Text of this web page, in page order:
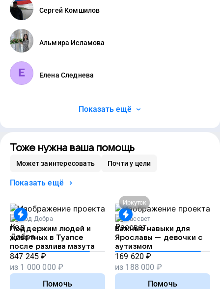
Сергей Комшилов
Альмира Исламова
Елена Следнева
Показать ещё
Тоже нужна ваша помощь
Может заинтересовать Почти у цели
Показать ещё
Код Добра
Поддержим людей и
животных в Туапсе
после разлива мазута
847 245 ₽
из 1 000 000 ₽
Помочь
Иркутск
Рассвет
Важные навыки для
Ярославы — девочки с
аутизмом
169 620 ₽
из 188 000 ₽
Помочь